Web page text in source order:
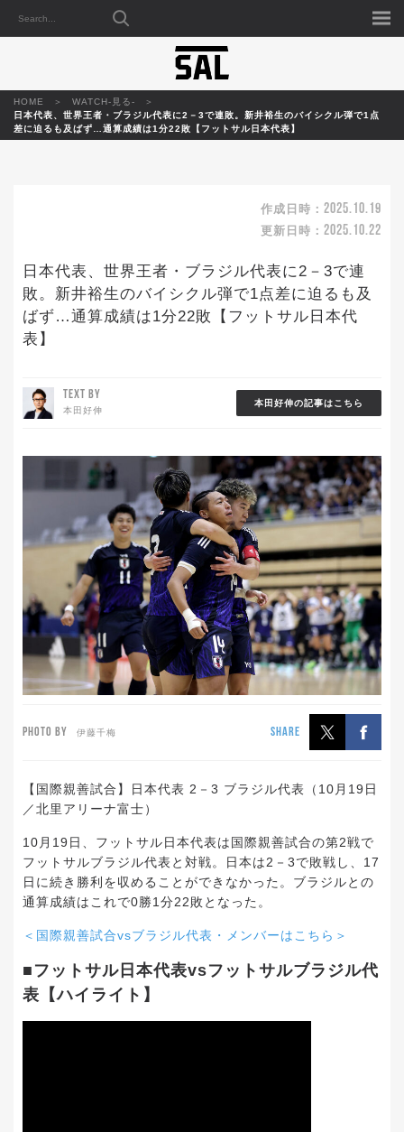
HOME
WATCH-見る-
日本代表、世界王者・ブラジル代表に2－3で連敗。新井裕生のバイシクル弾で1点
差に迫るも及ばず…通算成績は1分22敗【フットサル日本代表】
作成日時： 2025.10.19
更新日時： 2025.10.22
日本代表、世界王者・ブラジル代表に2－3で連
敗。新井裕生のバイシクル弾で1点差に迫るも及
ばず…通算成績は1分22敗【フットサル日本代
表】
TEXT BY
本田好伸
本田好伸の記事はこちら
PHOTO BY 伊藤千梅 SHARE
【国際親善試合】日本代表 2－3 ブラジル代表（10月19日
／北里アリーナ富士）
10月19日、フットサル日本代表は国際親善試合の第2戦で
フットサルブラジル代表と対戦。日本は2－3で敗戦し、17
日に続き勝利を収めることができなかった。ブラジルとの
通算成績はこれで0勝1分22敗となった。
＜国際親善試合vsブラジル代表・メンバーはこちら＞
■フットサル日本代表vsフットサルブラジル代
表【ハイライト】